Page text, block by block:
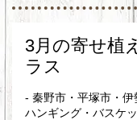
3月の寄せ植
ラス
- 秦野市・平塚市・伊
ハンギング・バスケ